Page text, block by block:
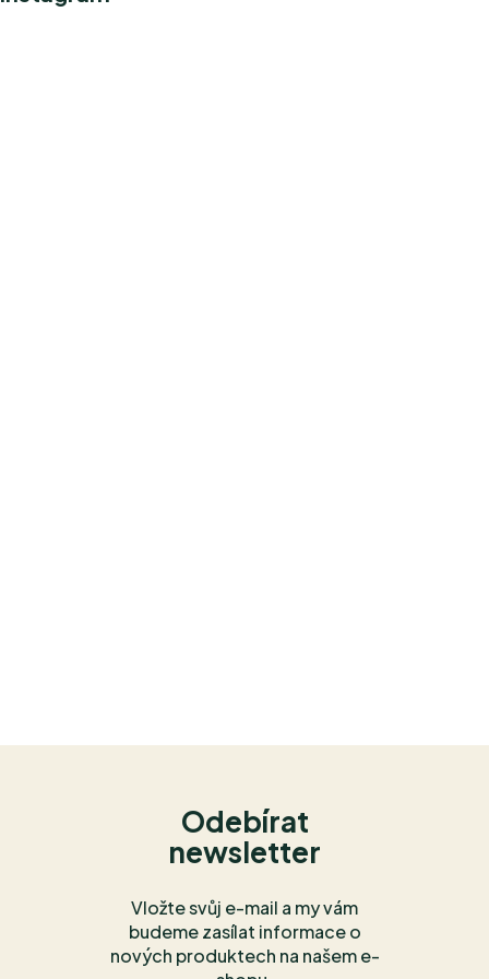
Odebírat
newsletter
Vložte svůj e-mail a my vám
budeme zasílat informace o
nových produktech na našem e-